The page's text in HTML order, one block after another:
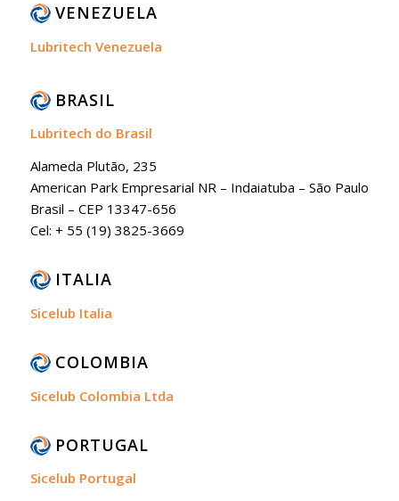
VENEZUELA
Lubritech Venezuela
BRASIL
Lubritech do Brasil
Alameda Plutão, 235
American Park Empresarial NR – Indaiatuba – São Paulo
Brasil – CEP 13347-656
Cel: + 55 (19) 3825-3669
ITALIA
Sicelub Italia
COLOMBIA
Sicelub Colombia Ltda
PORTUGAL
Sicelub Portugal